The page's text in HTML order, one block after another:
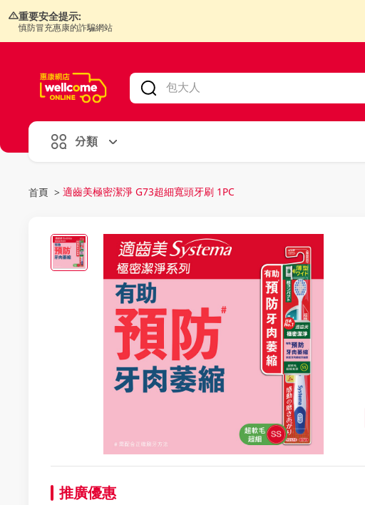
重要安全提示:
慎防冒充惠康的詐騙網站
分類
首頁 > 適齒美極密潔淨 G73超細寬頭牙刷 1PC
推廣優惠